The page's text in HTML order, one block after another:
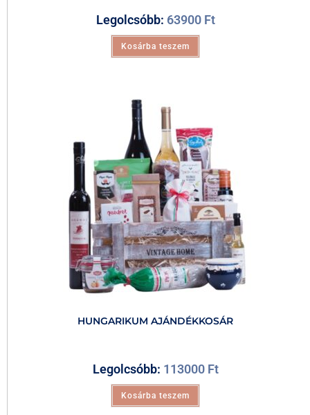
Legolcsóbb: 63900 Ft
Kosárba teszem
HUNGARIKUM AJÁNDÉKKOSÁR
Legolcsóbb: 113000 Ft
Kosárba teszem